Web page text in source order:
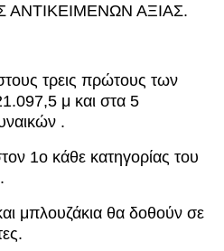
ΑΝΤΙΚΕΙΜΕΝΩΝ ΑΞΙΑΣ.
τρεις πρώτους των
μ και στα 5
.
1ο κάθε κατηγορίας του
μπλουζάκια θα δοθούν σε